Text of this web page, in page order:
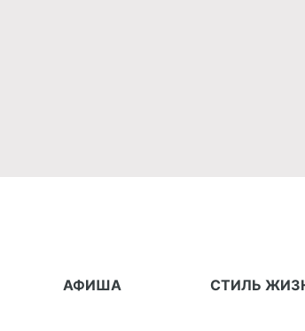
АФИША СТИЛЬ